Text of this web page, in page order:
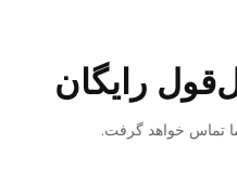
رایگان
تماس خواهد گرفت.